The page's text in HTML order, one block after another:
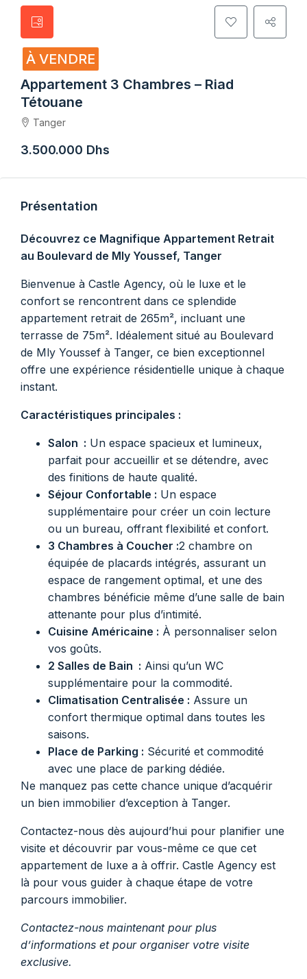
À VENDRE
Appartement 3 Chambres – Riad
Tétouane
Tanger
3.500.000 Dhs
Présentation
Découvrez ce Magnifique Appartement Retrait
au Boulevard de Mly Youssef, Tanger
Bienvenue à Castle Agency, où le luxe et le
confort se rencontrent dans ce splendide
appartement retrait de 265m², incluant une
terrasse de 75m². Idéalement situé au Boulevard
de Mly Youssef à Tanger, ce bien exceptionnel
offre une expérience résidentielle unique à chaque
instant.
Caractéristiques principales :
Salon : Un espace spacieux et lumineux,
parfait pour accueillir et se détendre, avec
des finitions de haute qualité.
Séjour Confortable : Un espace
supplémentaire pour créer un coin lecture
ou un bureau, offrant flexibilité et confort.
3 Chambres à Coucher :2 chambre on
équipée de placards intégrés, assurant un
espace de rangement optimal, et une des
chambres bénéficie même d’une salle de bain
attenante pour plus d’intimité.
Cuisine Américaine : À personnaliser selon
vos goûts.
2 Salles de Bain : Ainsi qu’un WC
supplémentaire pour la commodité.
Climatisation Centralisée : Assure un
confort thermique optimal dans toutes les
saisons.
Place de Parking : Sécurité et commodité
avec une place de parking dédiée.
Ne manquez pas cette chance unique d’acquérir
un bien immobilier d’exception à Tanger.
Contactez-nous dès aujourd’hui pour planifier une
visite et découvrir par vous-même ce que cet
appartement de luxe a à offrir. Castle Agency est
là pour vous guider à chaque étape de votre
parcours immobilier.
Contactez-nous maintenant pour plus
d’informations et pour organiser votre visite
exclusive.